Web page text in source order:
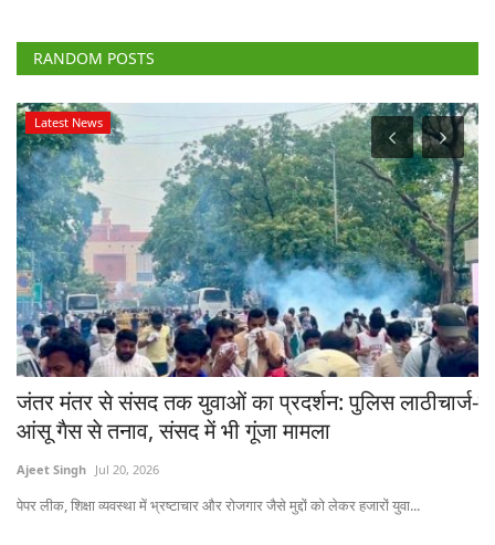
RANDOM POSTS
Latest News
जंतर मंतर से संसद तक युवाओं का प्रदर्शन: पुलिस लाठीचार्ज-
आंसू गैस से तनाव, संसद में भी गूंजा मामला
Ajeet Singh Jul 20, 2026
पेपर लीक, शिक्षा व्यवस्था में भ्रष्टाचार और रोजगार जैसे मुद्दों को लेकर हजारों युवा...